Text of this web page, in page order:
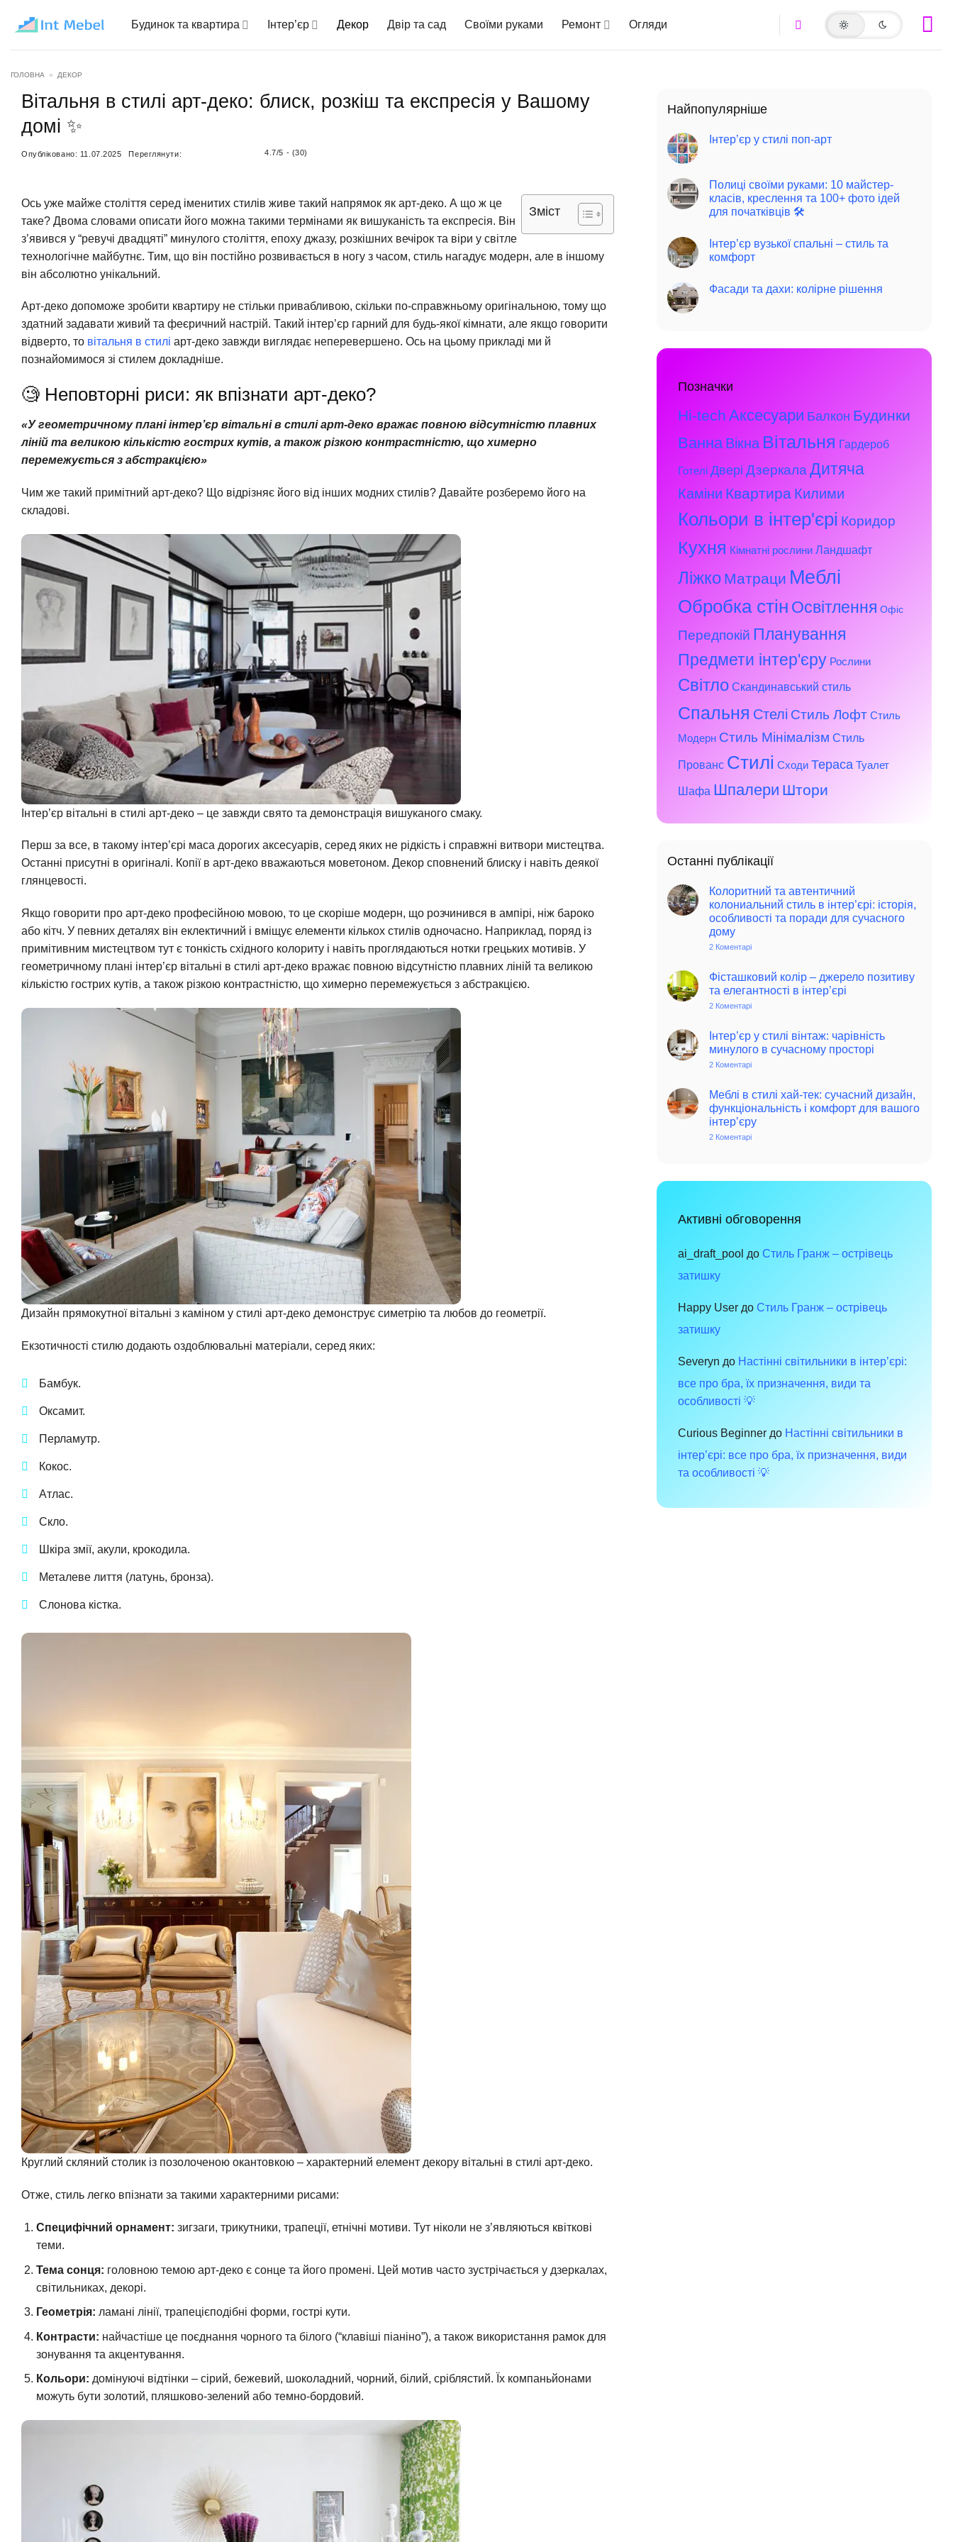
Будинок та квартира
Інтер’єр Декор Двір та сад Своїми руками Ремонт Огляди
ГОЛОВНА » ДЕКОР
Вітальня в стилі арт-деко: блиск, розкіш та експресія у Вашому
домі ✨
Опубліковано: 11.07.2025 Переглянути: 4.7/5 - (30)
Зміст
Ось уже майже століття серед іменитих стилів живе такий напрямок як арт-деко. А що ж це
таке? Двома словами описати його можна такими термінами як вишуканість та експресія. Він
з’явився у “ревучі двадцяті” минулого століття, епоху джазу, розкішних вечірок та віри у світле
технологічне майбутнє. Тим, що він постійно розвивається в ногу з часом, стиль нагадує модерн, але в іншому
він абсолютно унікальний.
Арт-деко допоможе зробити квартиру не стільки привабливою, скільки по-справжньому оригінальною, тому що
здатний задавати живий та феєричний настрій. Такий інтер’єр гарний для будь-якої кімнати, але якщо говорити
відверто, то вітальня в стилі арт-деко завжди виглядає неперевершено. Ось на цьому прикладі ми й
познайомимося зі стилем докладніше.
🧐 Неповторні риси: як впізнати арт-деко?
«У геометричному плані інтер’єр вітальні в стилі арт-деко вражає повною відсутністю плавних
ліній та великою кількістю гострих кутів, а також різкою контрастністю, що химерно
перемежується з абстракцією»
Чим же такий примітний арт-деко? Що відрізняє його від інших модних стилів? Давайте розберемо його на
складові.
Інтер’єр вітальні в стилі арт-деко – це завжди свято та демонстрація вишуканого смаку.
Перш за все, в такому інтер’єрі маса дорогих аксесуарів, серед яких не рідкість і справжні витвори мистецтва.
Останні присутні в оригіналі. Копії в арт-деко вважаються моветоном. Декор сповнений блиску і навіть деякої
глянцевості.
Якщо говорити про арт-деко професійною мовою, то це скоріше модерн, що розчинився в ампірі, ніж бароко
або кітч. У певних деталях він еклектичний і вміщує елементи кількох стилів одночасно. Наприклад, поряд із
примітивним мистецтвом тут є тонкість східного колориту і навіть проглядаються нотки грецьких мотивів. У
геометричному плані інтер’єр вітальні в стилі арт-деко вражає повною відсутністю плавних ліній та великою
кількістю гострих кутів, а також різкою контрастністю, що химерно перемежується з абстракцією.
Дизайн прямокутної вітальні з каміном у стилі арт-деко демонструє симетрію та любов до геометрії.
Екзотичності стилю додають оздоблювальні матеріали, серед яких:
Бамбук.
Оксамит.
Перламутр.
Кокос.
Атлас.
Скло.
Шкіра змії, акули, крокодила.
Металеве лиття (латунь, бронза).
Слонова кістка.
Круглий скляний столик із позолоченою окантовкою – характерний елемент декору вітальні в стилі арт-деко.
Отже, стиль легко впізнати за такими характерними рисами:
Специфічний орнамент: зигзаги, трикутники, трапеції, етнічні мотиви. Тут ніколи не з’являються квіткові
теми.
Тема сонця: головною темою арт-деко є сонце та його промені. Цей мотив часто зустрічається у дзеркалах,
світильниках, декорі.
Геометрія: ламані лінії, трапецієподібні форми, гострі кути.
Контрасти: найчастіше це поєднання чорного та білого (“клавіші піаніно”), а також використання рамок для
зонування та акцентування.
Кольори: домінуючі відтінки – сірий, бежевий, шоколадний, чорний, білий, сріблястий. Їх компаньйонами
можуть бути золотий, пляшково-зелений або темно-бордовий.
Найпопулярніше
Інтер’єр у стилі поп-арт
Полиці своїми руками: 10 майстер-
класів, креслення та 100+ фото ідей
для початківців 🛠️
Інтер’єр вузької спальні – стиль та
комфорт
Фасади та дахи: колірне рішення
Позначки
Hi-tech Аксесуари Балкон Будинки
Ванна Вікна Вітальня Гардероб
Готелі Двері Дзеркала Дитяча
Каміни Квартира Килими
Кольори в інтер'єрі Коридор
Кухня Кімнатні рослини Ландшафт
Ліжко Матраци Меблі
Обробка стін Освітлення Офіс
Передпокій Планування
Предмети інтер'єру Рослини
Світло Скандинавський стиль
Спальня Стелі Стиль Лофт Стиль
Модерн Стиль Мінімалізм Стиль
Прованс Стилі Сходи Тераса Туалет
Шафа Шпалери Штори
Останні публікації
Колоритний та автентичний
колониальний стиль в інтер’єрі: історія,
особливості та поради для сучасного
дому
2 Коментарі
автентичний
колониальний
стиль
особливості
та
поради
Фісташковий колір – джерело позитиву
та елегантності в інтер’єрі
2 Коментарі
–
джерело
позитиву
інтер’єрі
Інтер’єр у стилі вінтаж: чарівність
минулого в сучасному просторі
2 Коментарі
стилі
вінтаж:
чарівність
минулого
в
Меблі в стилі хай-тек: сучасний дизайн,
функціональність і комфорт для вашого
інтер’єру
2 Коментарі
тек:
комфорт
вашого
інтер’єру
Активні обговорення
ai_draft_pool до Стиль Гранж – острівець
затишку
Happy User до Стиль Гранж – острівець
затишку
Severyn до Настінні світильники в інтер’єрі:
все про бра, їх призначення, види та
особливості 💡
Curious Beginner до Настінні світильники в
інтер’єрі: все про бра, їх призначення, види
та особливості 💡